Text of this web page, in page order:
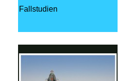
Fallstudien